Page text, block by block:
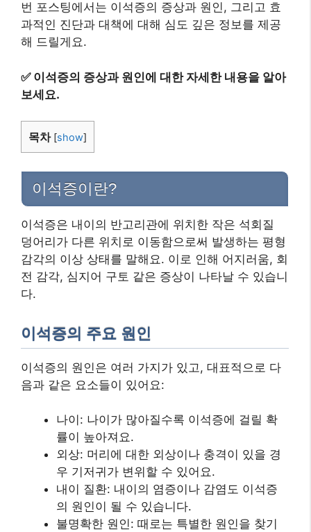
번 포스팅에서는 이석증의 증상과 원인, 그리고 효
과적인 진단과 대책에 대해 심도 깊은 정보를 제공
해 드릴게요.
✅ 이석증의 증상과 원인에 대한 자세한 내용을 알아
보세요.
목차 [show]
이석증이란?
이석증은 내이의 반고리관에 위치한 작은 석회질
덩어리가 다른 위치로 이동함으로써 발생하는 평형
감각의 이상 상태를 말해요. 이로 인해 어지러움, 회
전 감각, 심지어 구토 같은 증상이 나타날 수 있습니
다.
이석증의 주요 원인
이석증의 원인은 여러 가지가 있고, 대표적으로 다
음과 같은 요소들이 있어요:
나이: 나이가 많아질수록 이석증에 걸릴 확
률이 높아져요.
외상: 머리에 대한 외상이나 충격이 있을 경
우 기저귀가 변위할 수 있어요.
내이 질환: 내이의 염증이나 감염도 이석증
의 원인이 될 수 있습니다.
불명확한 원인: 때로는 특별한 원인을 찾기